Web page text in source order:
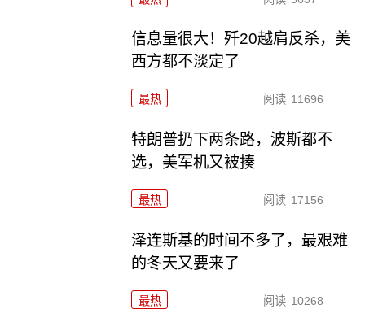
信息量很大！歼20越肩反杀，美
西方都不淡定了
最热 阅读 11696
特朗普扔下两条路，波斯都不
选，美军机又被揍
最热 阅读 17156
泽连斯基的时间不多了，最艰难
的冬天又要来了
最热 阅读 10268